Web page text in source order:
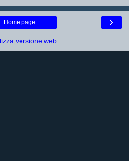
›
Home page
versione web